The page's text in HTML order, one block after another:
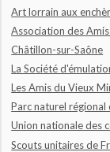
Art lorrain aux
Association des
Châtillon-sur-Saône
La Société
Les Amis du Vieux
Parc naturel régional
Union nationale des
Scouts unitaires de